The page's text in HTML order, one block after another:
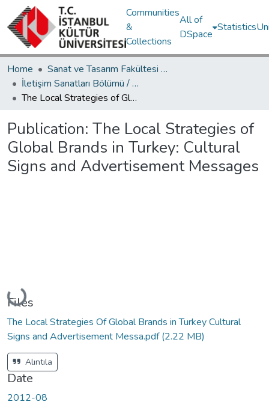
Communities
&
Collections
All of
DSpace
Statistics
Home
Sanat ve Tasarım Fakültesi / Faculty of Art and Design
İletişim Sanatları Bölümü / Department of Communication Arts
The Local Strategies of Global Brands in Turkey: Cultural Signs and Advertisement Messages
Publication: The Local Strategies of
Global Brands in Turkey: Cultural
Signs and Advertisement Messages
Loading...
Files
The Local Strategies Of Global Brands in Turkey Cultural
Signs and Advertisement Messa.pdf(2.22 MB)
Alıntıla
Date
2012-08